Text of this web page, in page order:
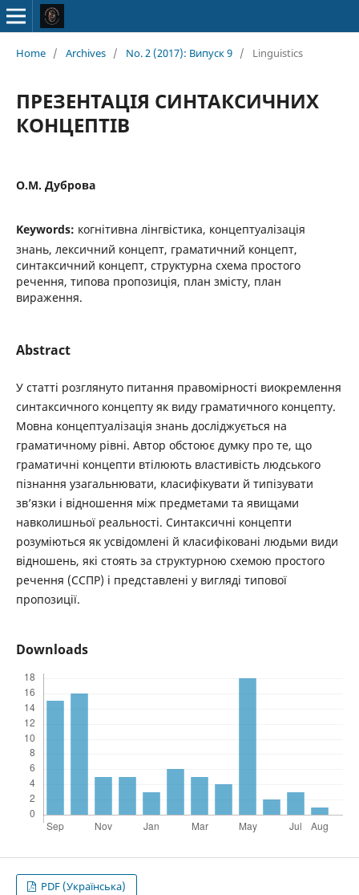
Home / Archives / No. 2 (2017): Випуск 9 / Linguistics
ПРЕЗЕНТАЦІЯ СИНТАКСИЧНИХ
КОНЦЕПТІВ
О.М. Дуброва
Keywords: когнітивна лінгвістика, концептуалізація
знань, лексичний концепт, граматичний концепт,
синтаксичний концепт, структурна схема простого
речення, типова пропозиція, план змісту, план
вираження.
Abstract
У статті розглянуто питання правомірності виокремлення
синтаксичного концепту як виду граматичного концепту.
Мовна концептуалізація знань досліджується на
граматичному рівні. Автор обстоює думку про те, що
граматичні концепти втілюють властивість людського
пізнання узагальнювати, класифікувати й типізувати
зв’язки і відношення між предметами та явищами
навколишньої реальності. Синтаксичні концепти
розуміються як усвідомлені й класифіковані людьми види
відношень, які стоять за структурною схемою простого
речення (ССПР) і представлені у вигляді типової
пропозиції.
Downloads
PDF (Українська)